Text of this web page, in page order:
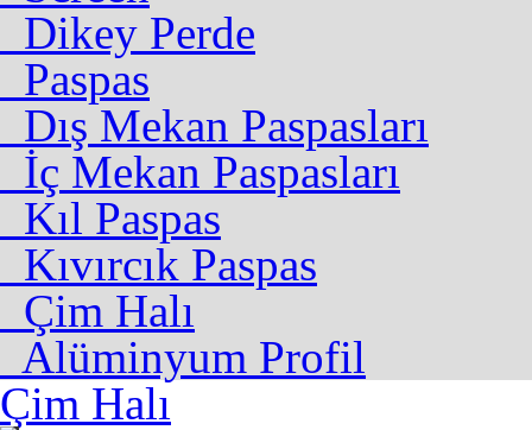
Dikey Perde
Paspas
Dış Mekan Paspasları
İç Mekan Paspasları
Kıl Paspas
Kıvırcık Paspas
Çim Halı
Alüminyum Profil
Çim Halı